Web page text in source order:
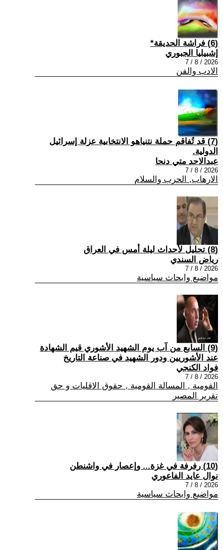
(6) فراشة الحديقة*
إشبيليا الجبوري
2026 / 8 / 7
الادب والفن
(7) قد تُفاقم حملة نتنياهو الانتخابية عزلة إسرائيل
الدولية.
عبدالاحد متي دنحا
2026 / 8 / 7
الارهاب, الحرب والسلام
(8) تحليل لأحداث ليلة أمس في العراق
رياض السندي
2026 / 8 / 7
مواضيع وابحاث سياسية
(9) السابع من آب يوم الشهيد الأشوري قيم الشهادة
عند الأشوريين ودور الشهيد في صناعة التاريخ
فواد الكنجي
2026 / 8 / 7
القومية , المسالة القومية , حقوق الاقليات و حق
تقرير المصير
(10) رفرفة في غزة... وإعصار في واشنطن
نوال عايد الفاعوري
2026 / 8 / 7
مواضيع وابحاث سياسية